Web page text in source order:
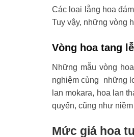
Các loại lẵng hoa
Tuy vậy, những vòng
Vòng hoa tang
Những mẫu vòng
nghiệm cùng những
lan mokara, hoa lan
quyến, cũng như
Mức giá hoa